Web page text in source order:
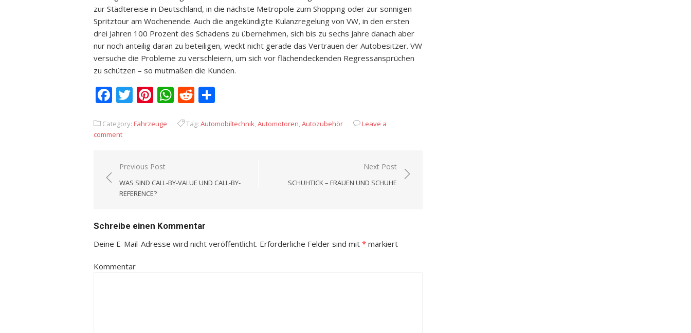
zur Städtereise in Deutschland, in die nächste Metropole zum Shopping oder zur sonnigen
Spritztour am Wochenende. Auch die angekündigte Kulanzregelung von VW, in den ersten
drei Jahren 100 Prozent des Schadens zu übernehmen, sich bis zu sechs Jahre danach aber
nur noch anteilig daran zu beteiligen, weckt nicht gerade das Vertrauen der Autobesitzer. VW
versuche die Probleme zu verschleiern, um sich vor flächendeckenden Regressansprüchen
zu schützen – so mutmaßen die Kunden.
Facebook
Twitter
Pinterest
WhatsApp
Reddit
Category: Fahrzeuge Tag: Automobiltechnik,Automotoren,Autozubehör
Leave a
comment
Beitrags-
Navigation
Previous Post
WAS SIND CALL-BY-VALUE UND CALL-BY-
REFERENCE?
Next Post
SCHUHTICK – FRAUEN UND SCHUHE
Schreibe einen Kommentar
Deine E-Mail-Adresse wird nicht veröffentlicht. Erforderliche Felder sind mit * markiert
Kommentar